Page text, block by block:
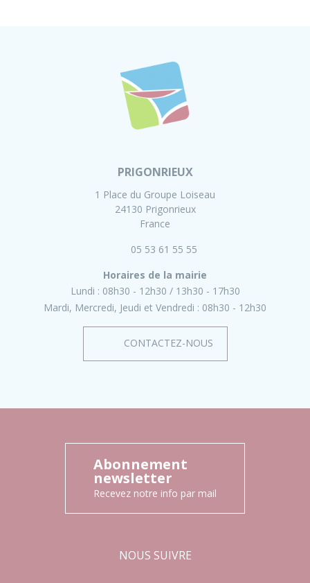
PRIGONRIEUX
1 Place du Groupe Loiseau
24130 Prigonrieux
France
05 53 61 55 55
Horaires de la mairie
Lundi : 08h30 - 12h30
13h30 - 17h30
Mardi, Mercredi, Jeudi et Vendredi : 08h30 - 12h30
CONTACTEZ-NOUS
Abonnement
newsletter
Recevez notre info par mail
NOUS SUIVRE